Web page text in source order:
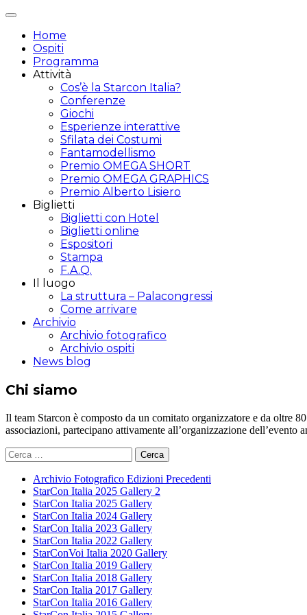
Attiva/disattiva
navigazione
Home
Ospiti
Programma
Attività
Cos’è la Starcon Italia?
Conferenze
Giochi
Esperienze interattive
Sfilata dei Costumi
Fantamodellismo
Premio OMEGA SHORT
Premio OMEGA GRAPHICS
Premio Alberto Lisiero
Biglietti
Biglietti con Hotel
Biglietti online
Espositori
Stampa
F.A.Q.
Il luogo
La struttura – Palacongressi
Come arrivare
Archivio
Archivio fotografico
Archivio ospiti
News blog
Chi siamo
Il team Starcon è composto da un comitato organizzatore e da oltre
associazioni, partecipano attivamente all’organizzazione
Ricerca
per:
Archivio Fotografico Edizioni Precedenti
StarCon Italia 2025 Gallery 2
StarCon Italia 2025 Gallery
StarCon Italia 2024 Gallery
StarCon Italia 2023 Gallery
StarCon Italia 2022 Gallery
StarConVoi Italia 2020 Gallery
StarCon Italia 2019 Gallery
StarCon Italia 2018 Gallery
StarCon Italia 2017 Gallery
StarCon Italia 2016 Gallery